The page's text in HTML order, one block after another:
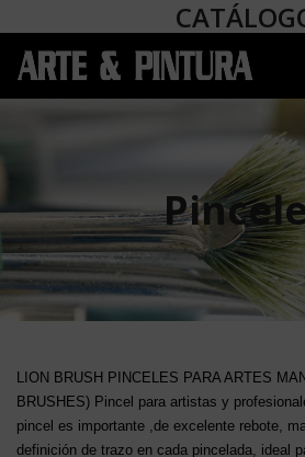
LION BRUSH PINCELES PARA ARTES
BRUSHES) Pincel para artistas y
pincel es importante ,de excelente rebote,
definición de trazo en cada pincelada, ideal